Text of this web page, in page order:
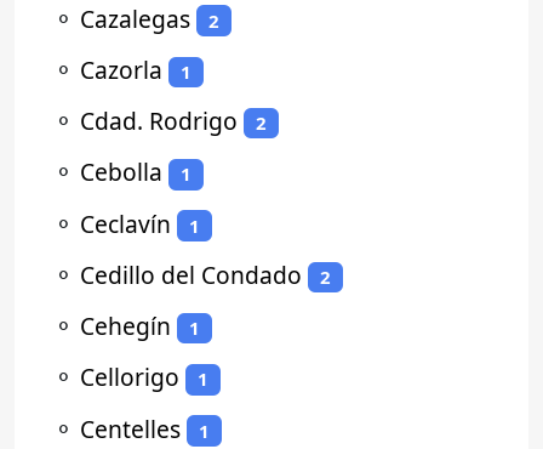
⚬ Cazalegas 2
⚬ Cazorla 1
⚬ Cdad. Rodrigo 2
⚬ Cebolla 1
⚬ Ceclavín 1
⚬ Cedillo del Condado 2
⚬ Cehegín 1
⚬ Cellorigo 1
⚬ Centelles 1